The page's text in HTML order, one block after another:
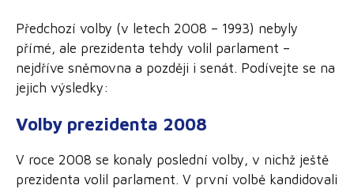
Předchozí volby (v letech 2008 – 1993) nebyly
přímé, ale prezidenta tehdy volil parlament –
nejdříve sněmovna a později i senát. Podívejte se na
jejich výsledky:
Volby prezidenta 2008
V roce 2008 se konaly poslední volby, v nichž ještě
prezidenta volil parlament. V první volbě kandidovali